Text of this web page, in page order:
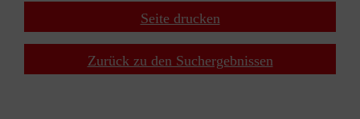
Seite drucken
Zurück zu den Suchergebnissen